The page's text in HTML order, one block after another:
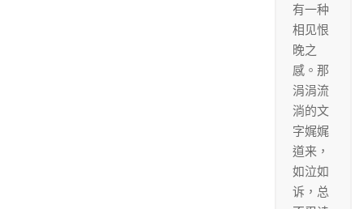
有一种
相见恨
晚之
感。那
涓涓流
淌的文
字娓娓
道来，
如泣如
诉，总